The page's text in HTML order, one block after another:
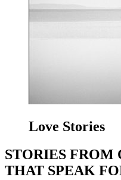
Love Stories
STORIES FROM
THAT SPEAK